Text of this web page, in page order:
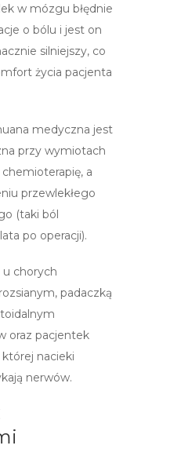
w mózgu błędnie
o bólu i jest on
silniejszy, co
życia pacjenta
medyczna jest
przy wymiotach
a
przewlekłego
(taki ból
po operacji).
u chorych
padaczką
oraz pacjentek
nacieki
nerwów.